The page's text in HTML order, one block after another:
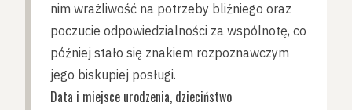
nim wrażliwość na potrzeby bliźniego oraz
poczucie odpowiedzialności za wspólnotę, co
później stało się znakiem rozpoznawczym
jego biskupiej posługi.
Data i miejsce urodzenia, dzieciństwo